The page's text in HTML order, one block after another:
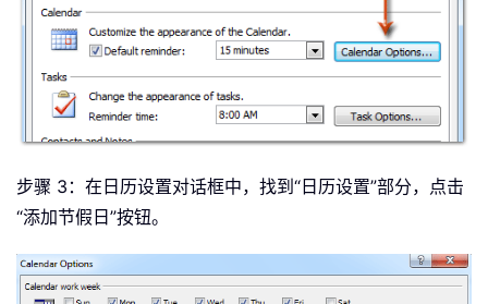
步骤 3：在日历设置对话框中，找到“日历设置”部分，点击
“添加节假日”按钮。